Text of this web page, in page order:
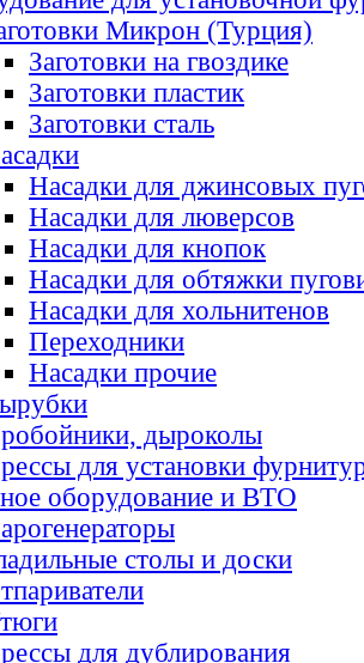
Микрон (Турция)
Заготовки на гвоздике
Заготовки пластик
Заготовки сталь
Насадки для джинсовых
Насадки для люверсов
Насадки для кнопок
Насадки для обтяжки
Насадки для хольнитенов
Переходники
Насадки прочие
дыроколы
для установки
оборудование и ВТО
столы и доски
для дублирования